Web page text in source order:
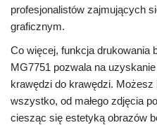
profesjonalistów zajmujących
graficznym.
Co więcej, funkcja drukowania
MG7751 pozwala na
krawędzi do krawędzi. Możesz
wszystko, od małego zdjęcia
ciesząc się estetyką obrazów